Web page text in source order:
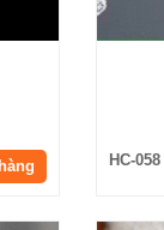
HC-058